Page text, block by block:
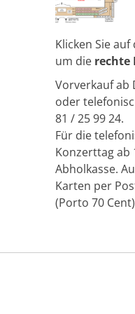
Klicken Sie auf
um die rechte
Vorverkauf ab
oder
81 / 25 99 24.
Für die
Konzerttag ab
Abholkasse.
Karten per
(Porto 70